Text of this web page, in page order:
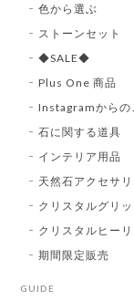
色から選ぶ
ストーンセット
◆SALE◆
Plus One 商品
Instagramからの
石に関する道具
インテリア用品
天然石アクセサ
クリスタルグリッ
クリスタルヒー
期間限定販売
GUIDE